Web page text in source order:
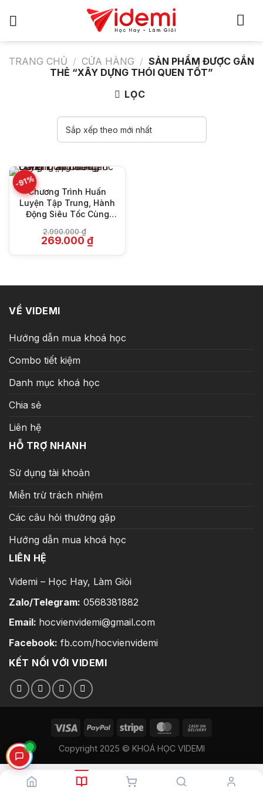
TRANG CHỦ / CỬA HÀNG / SẢN PHẨM ĐƯỢC GẮN
THẺ “XÂY DỰNG THÓI QUEN TỐT”
LỌC
-91%
Chương Trình Huấn
Luyện Tập Trung, Hành
Động Siêu Tốc Cùng
2.990.000₫
Giá
gốc
269.000 ₫Giá
VỀ VIDEMI
Hướng dẫn mua khoá học
Combo tiết kiệm
Danh mục khoá học
Chia sẻ
Liên hệ
HỖ TRỢ NHANH
Sử dụng tài khoản
Miễn trừ trách nhiệm
Các câu hỏi thường gặp
Hướng dẫn mua khoá học
LIÊN HỆ
Videmi – Học Hay, Làm Giỏi
Zalo/Telegram: 0568381882
Email: hocvienvidemi@gmail.com
Facebook: fb.com/hocvienvidemi
KẾT NỐI VỚI VIDEMI
Copyright 2025 © KHOÁ HỌC VIDEMI